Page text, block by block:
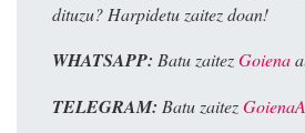
dituzu? Harpidetu zaitez doan!
WHATSAPP: Batu zaitezGoiena
TELEGRAM: Batu zaitez